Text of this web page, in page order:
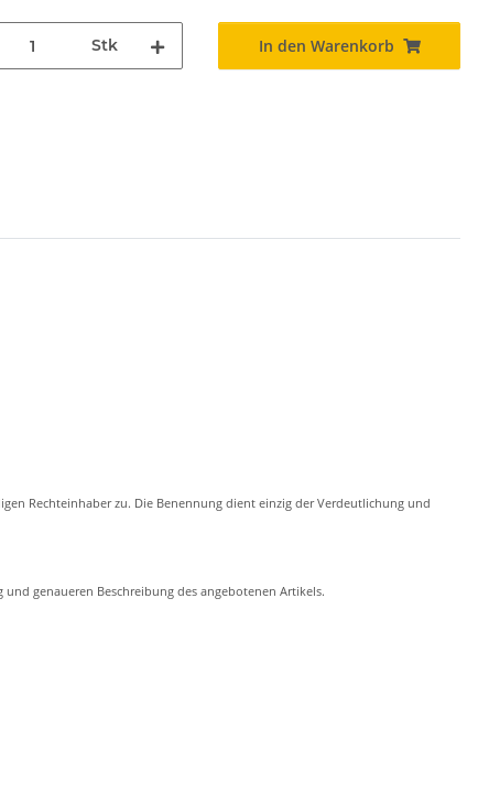
Stk In den Warenkorb
Rechteinhaber zu. Die Benennung dient einzig der Verdeutlichung und
genaueren Beschreibung des angebotenen Artikels.